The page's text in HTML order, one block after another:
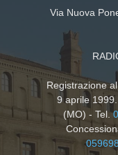
Via Nuova
Registrazione
9 aprile
(MO) - Tel.